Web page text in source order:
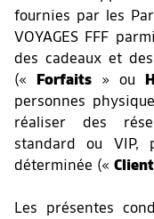
fournies par les
VOYAGES FFF
des cadeaux et
(« Forfaits» ou
personnes
réaliser des
standard ou VIP,
déterminée («
Les présentes